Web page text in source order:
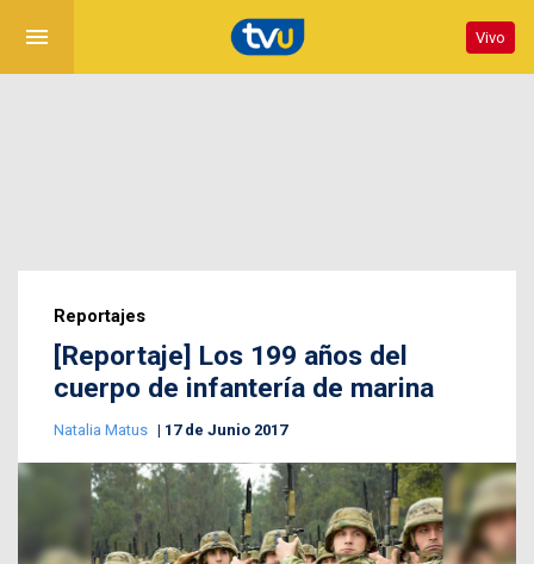
menu Vivo
Reportajes
[Reportaje] Los 199 años del
cuerpo de infantería de marina
Natalia Matus 17 de Junio 2017